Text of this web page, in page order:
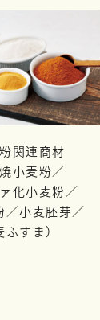
関連商材
焼小麦粉／
化小麦粉／
／小麦胚芽／
ふすま）